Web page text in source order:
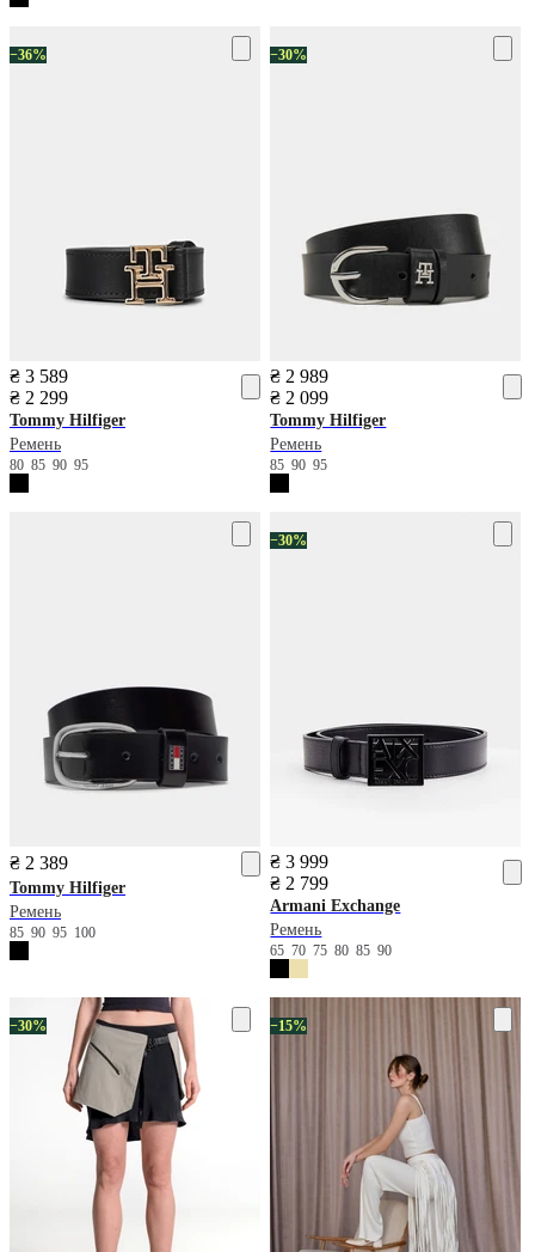
−36%
₴ 3 589
₴ 2 299
Tommy Hilfiger
Ремень
80 85 90 95
−30%
₴ 2 989
₴ 2 099
Tommy Hilfiger
Ремень
859095
₴ 2 389
Tommy Hilfiger
Ремень
85 90 95 100
−30%
₴ 3 999
₴ 2 799
Armani Exchange
Ремень
657075808590
−30% −15%